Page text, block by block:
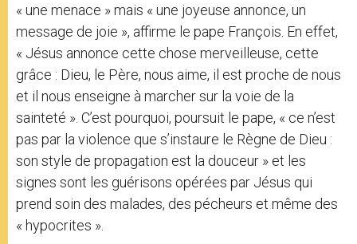
« une menace » mais « une joyeuse annonce, un
message de joie », affirme le pape François. En effet,
« Jésus annonce cette chose merveilleuse, cette
grâce : Dieu, le Père, nous aime, il est proche de nous
et il nous enseigne à marcher sur la voie de la
sainteté ». C’est pourquoi, poursuit le pape, « ce n’est
pas par la violence que s’instaure le Règne de Dieu :
son style de propagation est la douceur » et les
signes sont les guérisons opérées par Jésus qui
prend soin des malades, des pécheurs et même des
« hypocrites ».